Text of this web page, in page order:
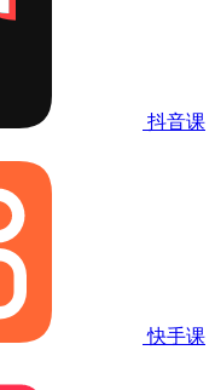
抖音课
快手课